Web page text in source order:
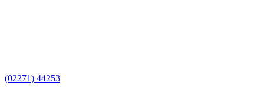
(02271) 44253